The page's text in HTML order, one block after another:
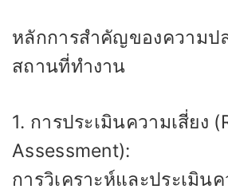
หลักการสำคัญของความป
สถานที่ทำงาน
1. การประเมินความเสี่ยง
Assessment):
การวิเคราะห์และประเมิน